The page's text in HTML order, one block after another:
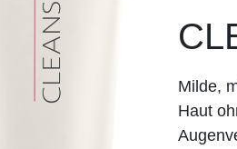
Milde,
Haut